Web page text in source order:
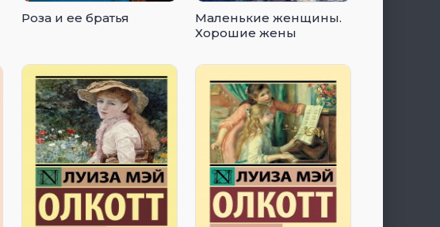
Роза и ее братья
Маленькие женщины.
Хорошие жены